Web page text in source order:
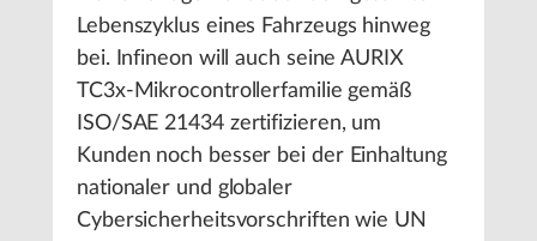
Lebenszyklus eines Fahrzeugs hinweg
bei. Infineon will auch seine AURIX
TC3x-Mikrocontrollerfamilie gemäß
ISO/SAE 21434 zertifizieren, um
Kunden noch besser bei der Einhaltung
nationaler und globaler
Cybersicherheitsvorschriften wie UN